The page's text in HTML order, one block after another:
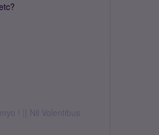
! || Nil Volentibus